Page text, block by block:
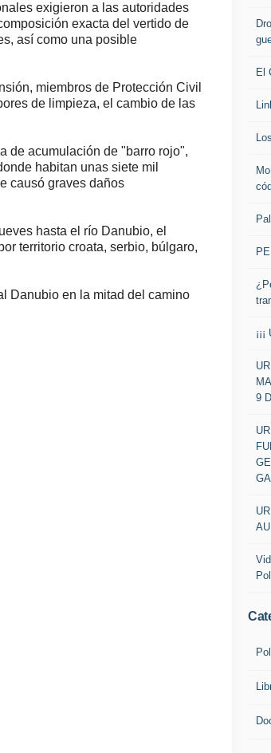
exigieron a las autoridades
exacta del vertido de
así como una posible
miembros de Protección Civil
de limpieza, el cambio de las
de acumulación de "barro rojo",
habitan unas siete mil
causó graves daños
hasta el río Danubio, el
territorio croata, serbio, búlgaro,
Danubio en la mitad del camino
El
9